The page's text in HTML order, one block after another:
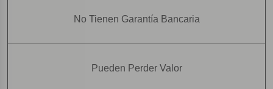
No Tienen Garantía Bancaria
Pueden Perder Valor